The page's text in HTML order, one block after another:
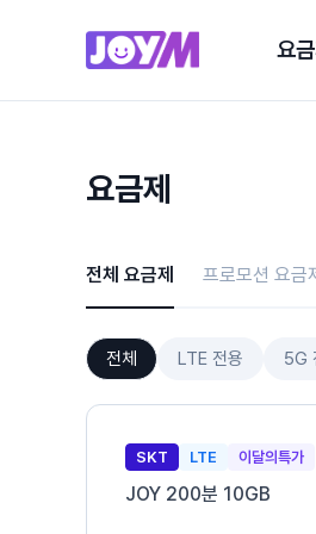
요
요금제
전체 요금제 프로모션 요금
전체 LTE 전용 5G
SKT LTE 이달의특가
JOY 200분 10GB